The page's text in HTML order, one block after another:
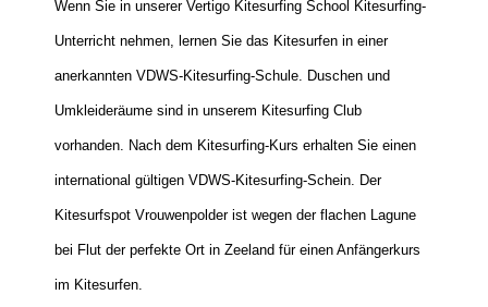
Wenn Sie in unserer Vertigo Kitesurfing School Kitesurfing-
Unterricht nehmen, lernen Sie das Kitesurfen in einer
anerkannten VDWS-Kitesurfing-Schule. Duschen und
Umkleideräume sind in unserem Kitesurfing Club
vorhanden. Nach dem Kitesurfing-Kurs erhalten Sie einen
international gültigen VDWS-Kitesurfing-Schein. Der
Kitesurfspot Vrouwenpolder ist wegen der flachen Lagune
bei Flut der perfekte Ort in Zeeland für einen Anfängerkurs
im Kitesurfen.